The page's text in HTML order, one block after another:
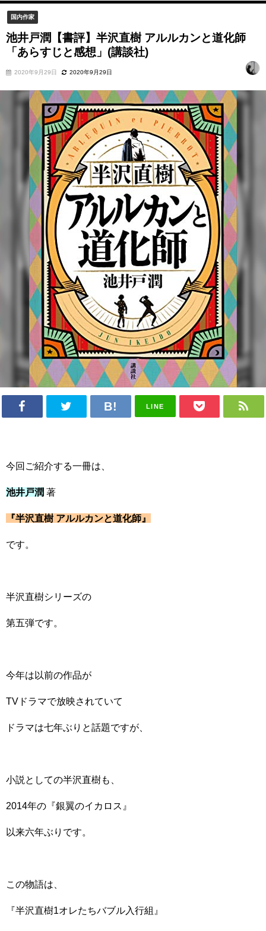
国内作家
池井戸潤【書評】半沢直樹 アルルカンと道化師
「あらすじと感想」(講談社)
2020年9月29日 2020年9月29日
LINE
今回ご紹介する一冊は、
池井戸潤 著
『半沢直樹 アルルカンと道化師』
です。
半沢直樹シリーズの
第五弾です。
今年は以前の作品が
TVドラマで放映されていて
ドラマは七年ぶりと話題ですが、
小説としての半沢直樹も、
2014年の『銀翼のイカロス』
以来六年ぶりです。
この物語は、
『半沢直樹1オレたちバブル入行組』